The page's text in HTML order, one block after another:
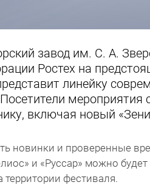
завод им. С. А.
Ростех на
линейку
мероприятия
включая новый
новинки и проверенные
и «Руссар» можно
территории фестиваля.